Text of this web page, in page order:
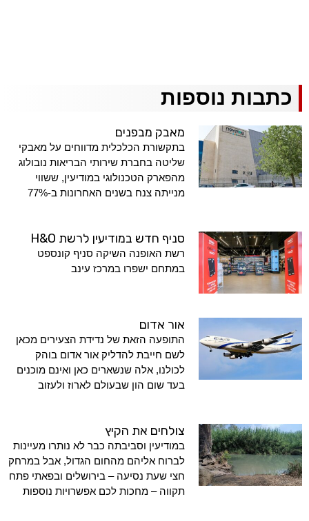
כתבות נוספות
מאבק מבפנים
בתקשורת הכלכלית מדווחים על מאבקי
שליטה בחברת שירותי הבריאות נובולוג
מהפארק הטכנולוגי במודיעין, ששווי
מנייתה צנח בשנים האחרונות ב-77%
סניף חדש במודיעין לרשת H&O
רשת האופנה השיקה סניף קונספט
במתחם ישפרו במרכז עינב
אור אדום
התופעה הזאת של נדידת הצעירים מכאן
לשם חייבת להדליק אור אדום בוהק
לכולנו, אלה שנשארים כאן ואינם מוכנים
בעד שום הון שבעולם לארוז ולעזוב
צולחים את הקיץ
במודיעין וסביבתה כבר לא נותרו מעיינות
לברוח אליהם מהחום הגדול, אבל במרחק
חצי שעת נסיעה – בירושלים ובפאתי פתח
תקווה – מחכות לכם אפשרויות נוספות